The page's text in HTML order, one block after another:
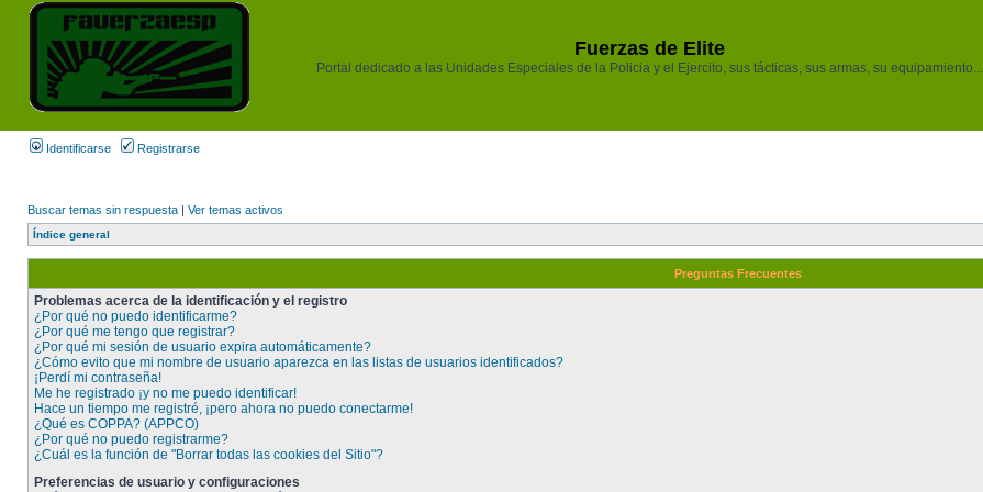
Fuerzas de Elite
Portal dedicado a las Unidades Especiales de la Policia y el Ejercito, sus tácticas, sus armas, su equipamiento...
Identificarse Registrarse
Buscar temas sin respuesta | Ver temas activos
Índice general
Preguntas Frecuentes
Problemas acerca de la identificación y el registro
¿Por qué no puedo identificarme?
¿Por qué me tengo que registrar?
¿Por qué mi sesión de usuario expira automáticamente?
¿Cómo evito que mi nombre de usuario aparezca en las listas de usuarios identificados?
¡Perdí mi contraseña!
Me he registrado ¡y no me puedo identificar!
Hace un tiempo me registré, ¡pero ahora no puedo conectarme!
¿Qué es COPPA? (APPCO)
¿Por qué no puedo registrarme?
¿Cuál es la función de "Borrar todas las cookies del Sitio"?
Preferencias de usuario y configuraciones